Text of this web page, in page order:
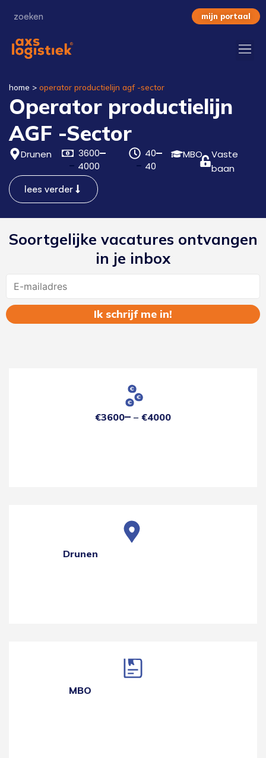
mijn portaal
home > operator productielijn agf -sector
Operator productielijn
AGF -Sector
Drunen
3600
4000
40
40
MBO
Vaste
baan
lees verder
Soortgelijke vacatures ontvangen
in je inbox
€3600 €4000
Drunen
MBO